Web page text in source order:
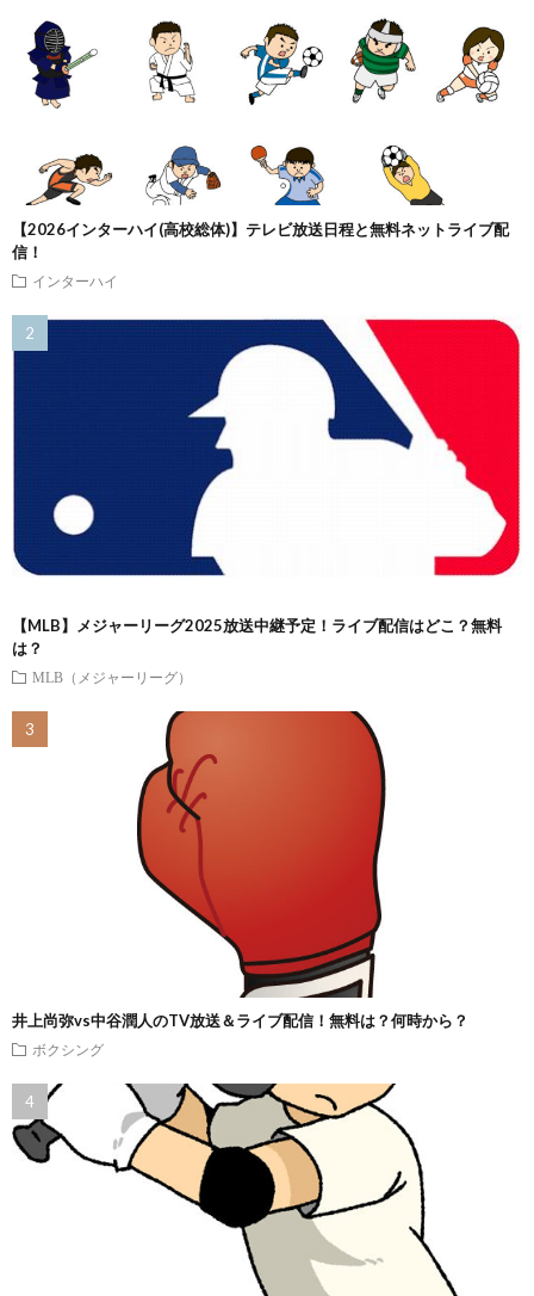
【2026インターハイ(高校総体)】テレビ放送日程と無料ネットライブ配
信！
インターハイ
【MLB】メジャーリーグ2025放送中継予定！ライブ配信はどこ？無料
は？
MLB（メジャーリーグ）
井上尚弥vs中谷潤人のTV放送＆ライブ配信！無料は？何時から？
ボクシング